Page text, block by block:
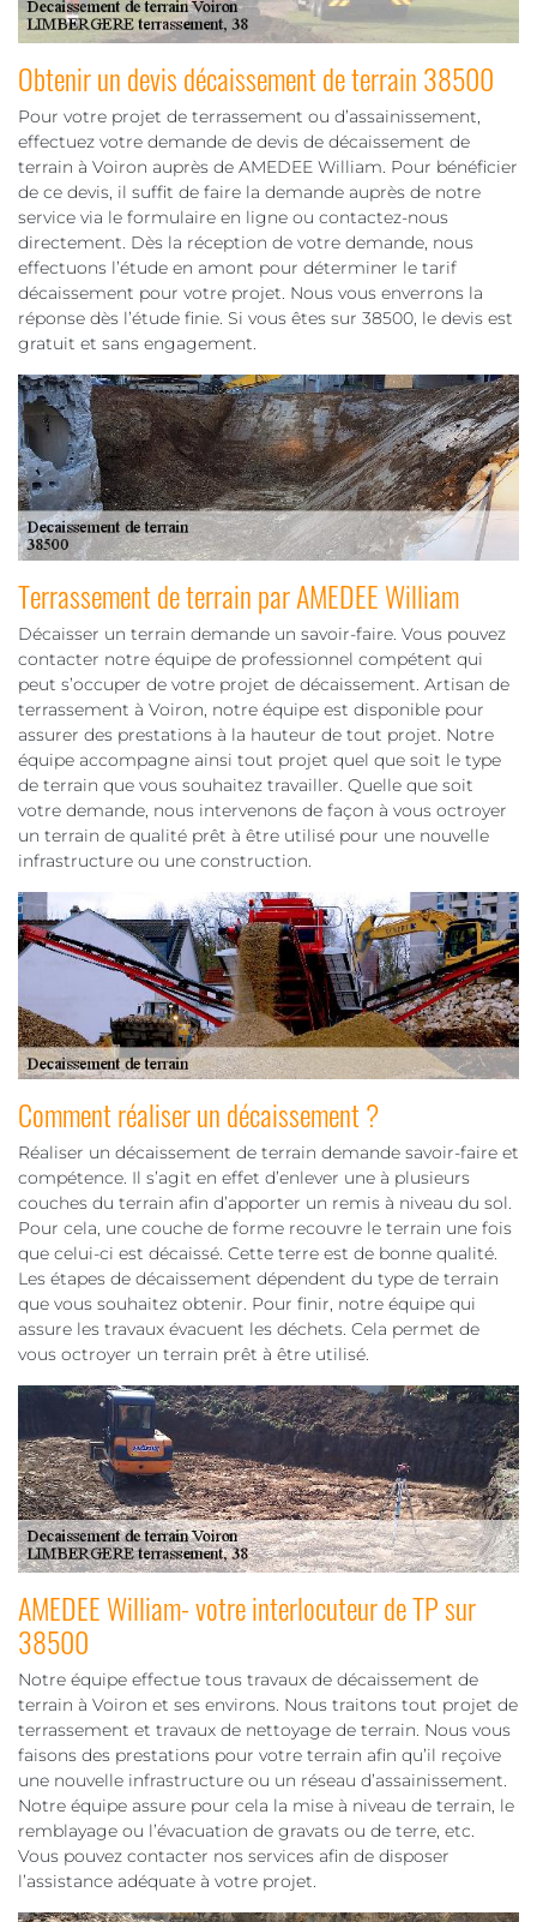
Obtenir un devis décaissement de terrain 38500
Pour votre projet de terrassement ou d’assainissement,
effectuez votre demande de devis de décaissement de
terrain à Voiron auprès de AMEDEE William. Pour bénéficier
de ce devis, il suffit de faire la demande auprès de notre
service via le formulaire en ligne ou contactez-nous
directement. Dès la réception de votre demande, nous
effectuons l’étude en amont pour déterminer le tarif
décaissement pour votre projet. Nous vous enverrons la
réponse dès l’étude finie. Si vous êtes sur 38500, le devis est
gratuit et sans engagement.
Terrassement de terrain par AMEDEE William
Décaisser un terrain demande un savoir-faire. Vous pouvez
contacter notre équipe de professionnel compétent qui
peut s’occuper de votre projet de décaissement. Artisan de
terrassement à Voiron, notre équipe est disponible pour
assurer des prestations à la hauteur de tout projet. Notre
équipe accompagne ainsi tout projet quel que soit le type
de terrain que vous souhaitez travailler. Quelle que soit
votre demande, nous intervenons de façon à vous octroyer
un terrain de qualité prêt à être utilisé pour une nouvelle
infrastructure ou une construction.
Comment réaliser un décaissement ?
Réaliser un décaissement de terrain demande savoir-faire et
compétence. Il s’agit en effet d’enlever une à plusieurs
couches du terrain afin d’apporter un remis à niveau du sol.
Pour cela, une couche de forme recouvre le terrain une fois
que celui-ci est décaissé. Cette terre est de bonne qualité.
Les étapes de décaissement dépendent du type de terrain
que vous souhaitez obtenir. Pour finir, notre équipe qui
assure les travaux évacuent les déchets. Cela permet de
vous octroyer un terrain prêt à être utilisé.
AMEDEE William- votre interlocuteur de TP sur
38500
Notre équipe effectue tous travaux de décaissement de
terrain à Voiron et ses environs. Nous traitons tout projet de
terrassement et travaux de nettoyage de terrain. Nous vous
faisons des prestations pour votre terrain afin qu’il reçoive
une nouvelle infrastructure ou un réseau d’assainissement.
Notre équipe assure pour cela la mise à niveau de terrain, le
remblayage ou l’évacuation de gravats ou de terre, etc.
Vous pouvez contacter nos services afin de disposer
l’assistance adéquate à votre projet.